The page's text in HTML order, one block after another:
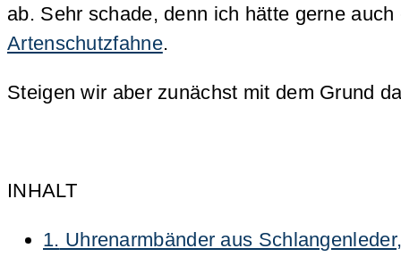
ab. Sehr schade, denn ich hätte gerne
Artenschutzfahne.
Steigen wir aber zunächst mit dem Grund
INHALT
1. Uhrenarmbänder aus